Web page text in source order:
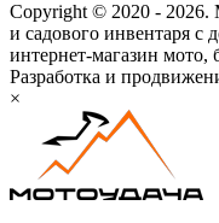
Copyright © 2020 -
и садового инвентаря с
интернет-магазин мото,
Разработка и
×